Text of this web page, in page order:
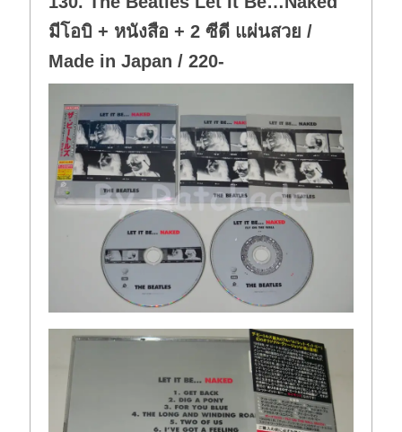
.
มีโอบิ + หนังสือ + 2 ซีดี แผ่นสวย /
Made in Japan / 220-